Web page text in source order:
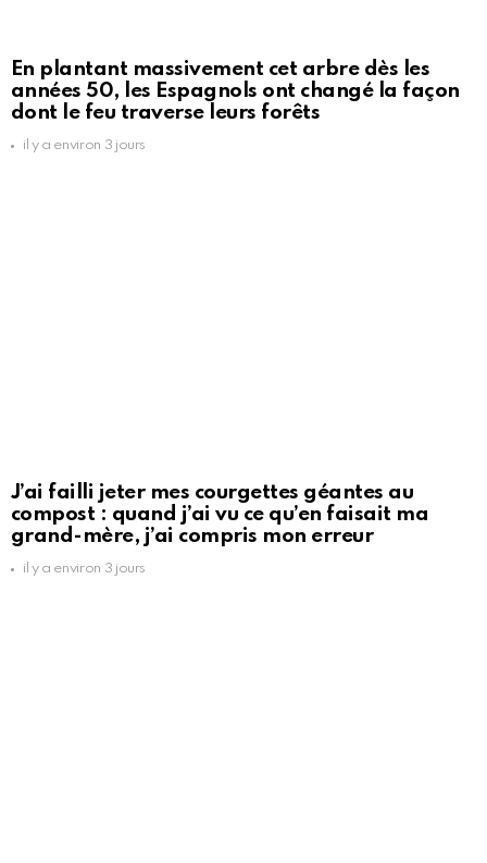
En plantant massivement cet arbre dès les
années 50, les Espagnols ont changé la façon
dont le feu traverse leurs forêts
il y a environ 3 jours
J’ai failli jeter mes courgettes géantes au
compost : quand j’ai vu ce qu’en faisait ma
grand-mère, j’ai compris mon erreur
il y a environ 3 jours